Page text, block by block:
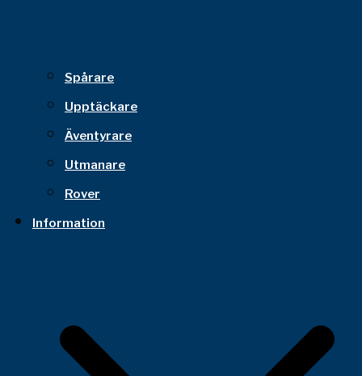
Spårare
Upptäckare
Äventyrare
Utmanare
Rover
Information